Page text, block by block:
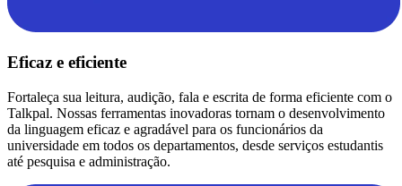
Eficaz e eficiente
Fortaleça sua leitura, audição, fala e escrita de forma eficiente com o
Talkpal. Nossas ferramentas inovadoras tornam o desenvolvimento
da linguagem eficaz e agradável para os funcionários da
universidade em todos os departamentos, desde serviços estudantis
até pesquisa e administração.